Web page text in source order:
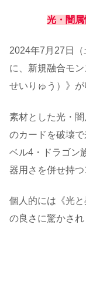
光・闇属
2024年7月27日（
に、新規融合モ
せいりゅう）》が
素材とした光・
のカードを破壊
ベル4・ドラゴン
器用さを併せ持つ
個人的には《光
の良さに驚かされ